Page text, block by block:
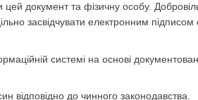
цей документ та фізичну особу.
засвідчувати електронним підписом
системі на основі
відповідно до чинного законодавства.